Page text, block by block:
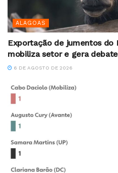
ALAGOAS
Exportação de jumentos do
mobiliza setor e gera
6 DE AGOSTO DE 2026